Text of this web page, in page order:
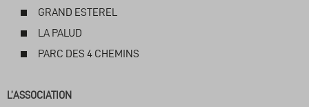
GRAND ESTEREL
LA PALUD
PARC DES 4 CHEMINS
L’ASSOCIATION